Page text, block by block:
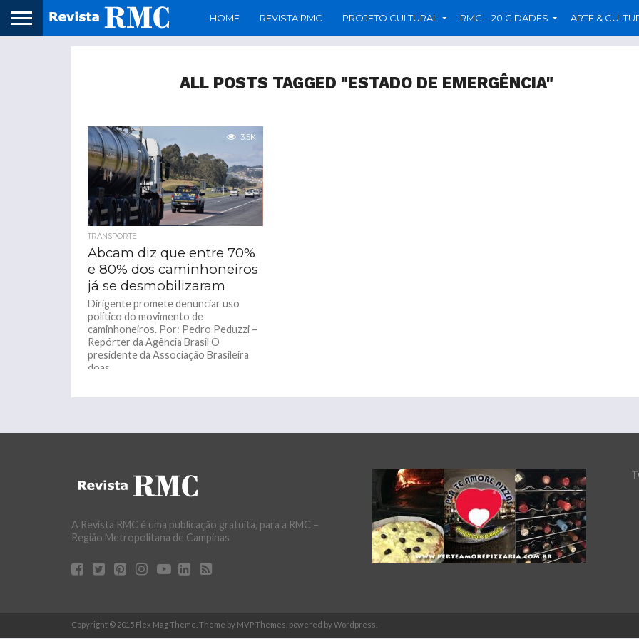
HOME REVISTA RMC PROJETO CULTURAL RMC – 20 CIDADES ARTE &
ALL POSTS TAGGED "ESTADO DE EMERGÊNCIA"
3.5K
TRANSPORTE
Abcam diz que entre 70%
e 80% dos caminhoneiros
já se desmobilizaram
Dirigente promete denunciar uso
político do movimento de
caminhoneiros. Por: Pedro Peduzzi –
Repórter da Agência Brasil O
presidente da Associação Brasileira
doas...
A Revista RMC é uma publicação gratuita, para a RMC –
Região Metropolitana de Campinas
Copyright © 2015 Flex Mag Theme. Theme by MVP Themes, powered by Wordpress.